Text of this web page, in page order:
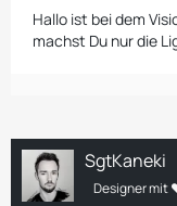
Hallo ist bei dem
machst Du nur die
SgtKaneki
Designer mit